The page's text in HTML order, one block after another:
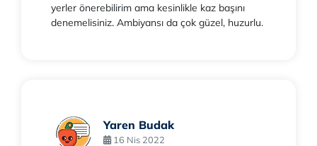
yerler önerebilirim ama kesinlikle kaz başını
denemelisiniz. Ambiyansı da çok güzel, huzurlu.
Yaren Budak
16 Nis 2022